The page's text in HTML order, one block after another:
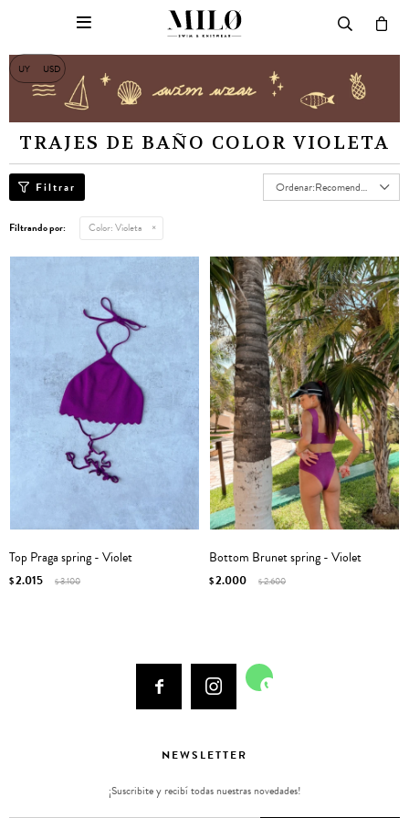
UY USD

TRAJES DE BAÑO COLOR VIOLETA
Recomendados
Filtrando por: Color:Violeta
Top Praga spring - Violet
$2.015 $3.100
Bottom Brunet spring - Violet
$2.000 $2.600
  
NEWSLETTER
¡Suscribite y recibí todas nuestras novedades!